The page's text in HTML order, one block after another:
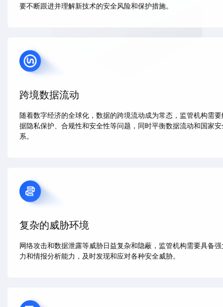
要不断跟进并理解新技术的安全风险和保护措施。
跨境数据流动
随着数字经济的全球化，数据的跨境流动成为常态，监管机构需
据隐私保护、合规性和安全性等问题，同时平衡数据流动和国家
系。
复杂的威胁环境
网络攻击和数据泄露等威胁日益复杂和隐蔽，监管机构需要具备
力和情报分析能力，及时发现和应对各种安全威胁。